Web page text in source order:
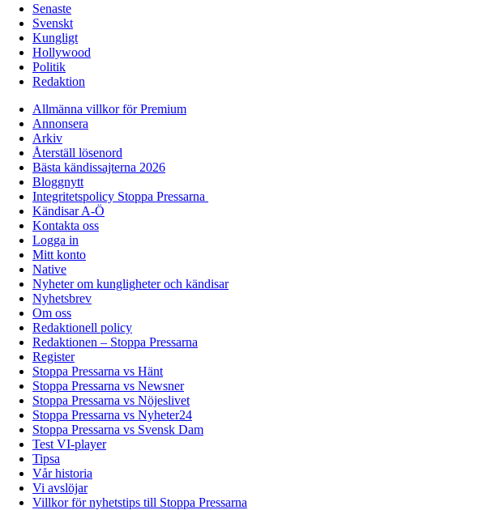
Senaste
Svenskt
Kungligt
Hollywood
Politik
Redaktion
Allmänna villkor för Premium
Annonsera
Arkiv
Återställ lösenord
Bästa kändissajterna 2026
Bloggnytt
Integritetspolicy Stoppa Pressarna
Kändisar A-Ö
Kontakta oss
Logga in
Mitt konto
Native
Nyheter om kungligheter och kändisar
Nyhetsbrev
Om oss
Redaktionell policy
Redaktionen – Stoppa Pressarna
Register
Stoppa Pressarna vs Hänt
Stoppa Pressarna vs Newsner
Stoppa Pressarna vs Nöjeslivet
Stoppa Pressarna vs Nyheter24
Stoppa Pressarna vs Svensk Dam
Test VI-player
Tipsa
Vår historia
Vi avslöjar
Villkor för nyhetstips till Stoppa Pressarna